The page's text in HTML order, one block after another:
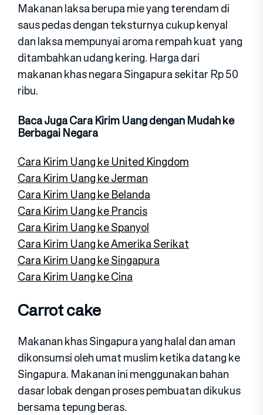
Makanan laksa berupa mie yang terendam di
saus pedas dengan teksturnya cukup kenyal
dan laksa mempunyai aroma rempah kuat yang
ditambahkan udang kering. Harga dari
makanan khas negara Singapura sekitar Rp 50
ribu.
Baca Juga Cara Kirim Uang dengan Mudah ke
Berbagai Negara
Cara Kirim Uang ke United Kingdom
Cara Kirim Uang ke Jerman
Cara Kirim Uang ke Belanda
Cara Kirim Uang ke Prancis
Cara Kirim Uang ke Spanyol
Cara Kirim Uang ke Amerika Serikat
Cara Kirim Uang ke Singapura
Cara Kirim Uang ke Cina
Carrot cake
Makanan khas Singapura yang halal dan aman
dikonsumsi oleh umat muslim ketika datang ke
Singapura. Makanan ini menggunakan bahan
dasar lobak dengan proses pembuatan dikukus
bersama tepung beras.